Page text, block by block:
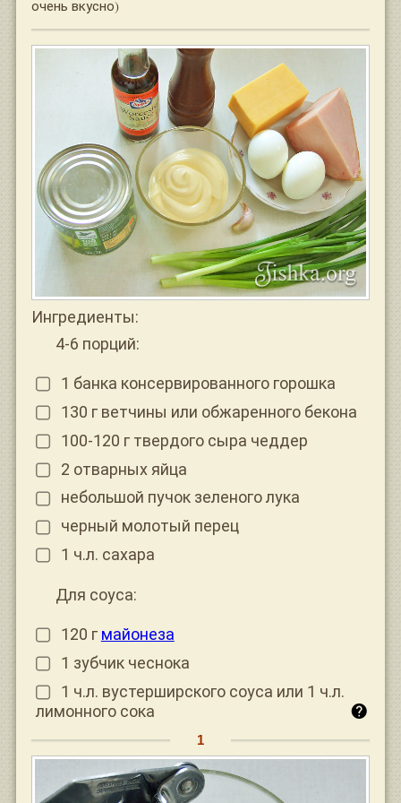
очень вкусно)
Ингредиенты:
4-6 порций:
1 банка консервированного горошка
130 г ветчины или обжаренного бекона
100-120 г твердого сыра чеддер
2 отварных яйца
небольшой пучок зеленого лука
черный молотый перец
1 ч.л. сахара
Для соуса:
120 г майонеза
1 зубчик чеснока
1 ч.л. вустерширского соуса или 1 ч.л.
лимонного сока